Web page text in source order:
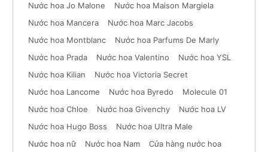
Nước hoa Jo Malone
Nước hoa Maison Margiela
Nước hoa Mancera
Nước hoa Marc Jacobs
Nước hoa Montblanc
Nước hoa Parfums De Marly
Nước hoa Prada
Nước hoa Valentino
Nước hoa YSL
Nước hoa Kilian
Nước hoa Victoria Secret
Nước hoa Lancome
Nước hoa Byredo
Molecule 01
Nước hoa Chloe
Nước hoa Givenchy
Nước hoa LV
Nước hoa Hugo Boss
Nước hoa Ultra Male
Nước hoa nữ
Nước hoa Nam Cửa hàng nước hoa